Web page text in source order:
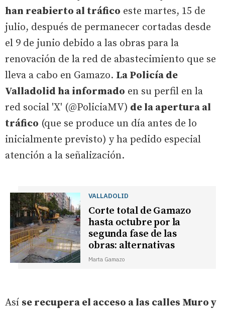
han reabierto al tráfico este martes, 15 de
julio, después de permanecer cortadas desde
el 9 de junio debido a las obras para la
renovación de la red de abastecimiento que se
lleva a cabo en Gamazo. La Policía de
Valladolid ha informado en su perfil en la
red social 'X' (@PoliciaMV) de la apertura al
tráfico (que se produce un día antes de lo
inicialmente previsto) y ha pedido especial
atención a la señalización.
VALLADOLID
Corte total de Gamazo
hasta octubre por la
segunda fase de las
obras: alternativas
Marta Gamazo
Así se recupera el acceso a las calles Muro y